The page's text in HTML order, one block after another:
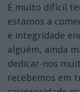
É muito difícil
estamos a
e integridade
alguém, ainda
dedicar-nos
recebemos em